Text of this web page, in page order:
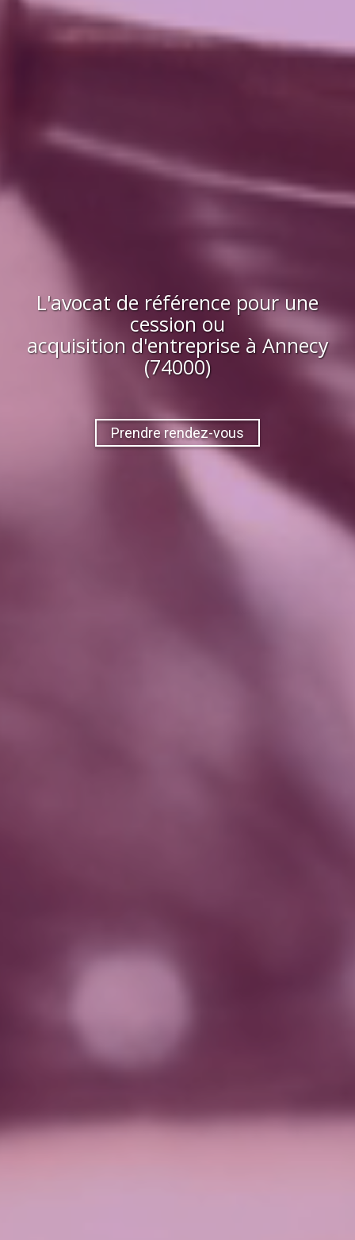
L'avocat de référence pour une
cession ou
acquisition d'entrepriseà Annecy
(74000)
Prendre rendez-vous